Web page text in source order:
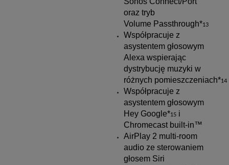
oraz tryb
Volume Passthrough*13
Współpracuje z
asystentem głosowym
Alexa wspierając
dystrybucję muzyki w
różnych pomieszczeniach*14
Współpracuje z
asystentem głosowym
Hey Google*15i
Chromecast built-in™
AirPlay 2 multi-room
audio ze sterowaniem
głosem Siri